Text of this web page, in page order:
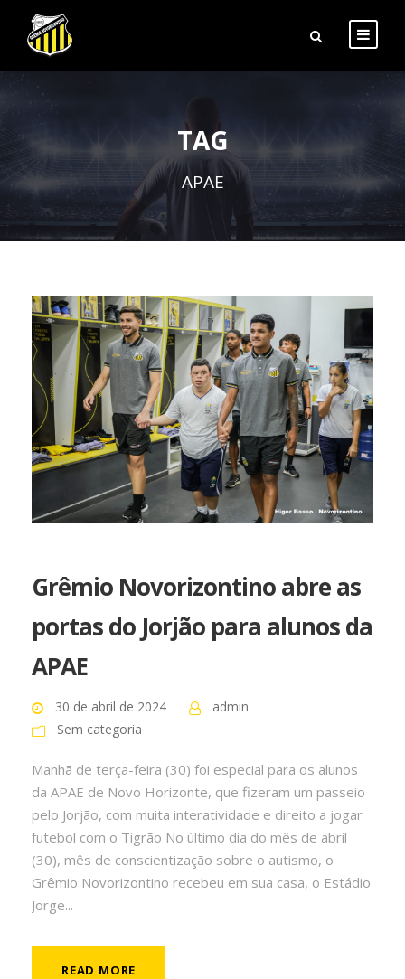
TAG
APAE
Grêmio Novorizontino abre as
portas do Jorjão para alunos da
APAE
30 de abril de 2024
admin
Sem categoria
Manhã de terça-feira (30) foi especial para os alunos
da APAE de Novo Horizonte, que fizeram um passeio
pelo Jorjão, com muita interatividade e direito a jogar
futebol com o Tigrão No último dia do mês de abril
(30), mês de conscientização sobre o autismo, o
Grêmio Novorizontino recebeu em sua casa, o Estádio
Jorge...
READ MORE